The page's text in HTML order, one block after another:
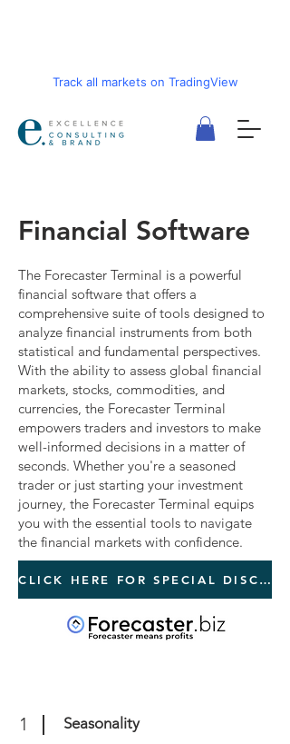
Track all markets on TradingView
Financial Software
The Forecaster Terminal is a powerful
financial software that offers a
comprehensive suite of tools designed to
analyze financial instruments from both
statistical and fundamental perspectives.
With the ability to assess global financial
markets, stocks, commodities, and
currencies, the Forecaster Terminal
empowers traders and investors to make
well-informed decisions in a matter of
seconds. Whether you're a seasoned
trader or just starting your investment
journey, the Forecaster Terminal equips
you with the essential tools to navigate
the financial markets with confidence.
CLICK HERE FOR SPECIAL DISCOUNT
1 Seasonality